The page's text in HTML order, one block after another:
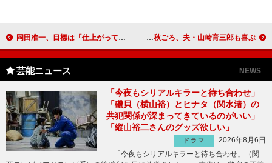
岡田准一、目標は「仕上がっているおじさん」 「Ｖ６では木琴担当だった」と冗談も 安倍なつみ「第二子を授かりました」と発表 出産予定は秋ごろ、夫・山崎育三郎も喜ぶ
芸能ニュース NEWS
「今夜もシリアルキラーと待ち合わせ」
「磯貝（横山裕）とヒナタ（関水渚）の
共犯関係が深まってきているのがいい」
「縦山裕二さんのグッズ欲しい」
ドラマ
2026年8月6日
「今夜もシリアルキラーと待ち合わせ」（関